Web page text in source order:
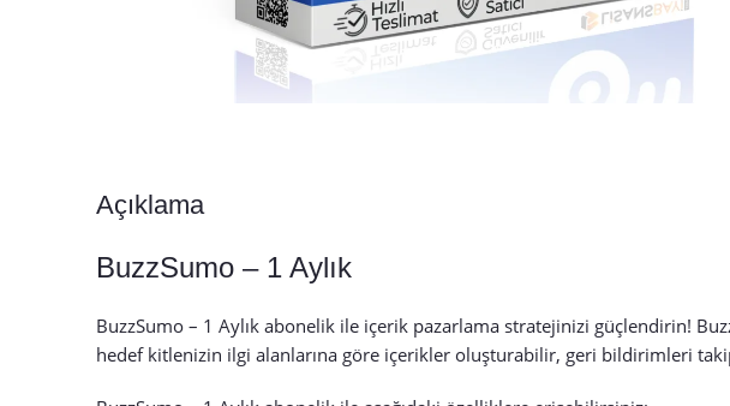
Açıklama
BuzzSumo – 1 Aylık
BuzzSumo – 1 Aylık abonelik ile içerik pazarlama stratejinizi güçlendirin!
hedef kitlenizin ilgi alanlarına göre içerikler oluşturabilir, geri bildirimleri